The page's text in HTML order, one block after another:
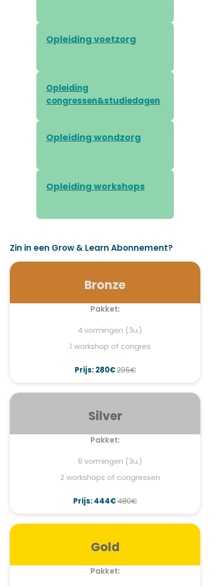
Opleiding voetzorg
Opleiding
congressen&studiedagen
Opleiding wondzorg
Opleiding workshops
Zin in een Grow & Learn Abonnement?
Bronze
Pakket:
4 vormingen (3u.)
1 workshop of congres
Prijs: 280€295€
Silver
Pakket:
6 vormingen (3u.)
2 workshops of congressen
Prijs: 444€480€
Gold
Pakket: